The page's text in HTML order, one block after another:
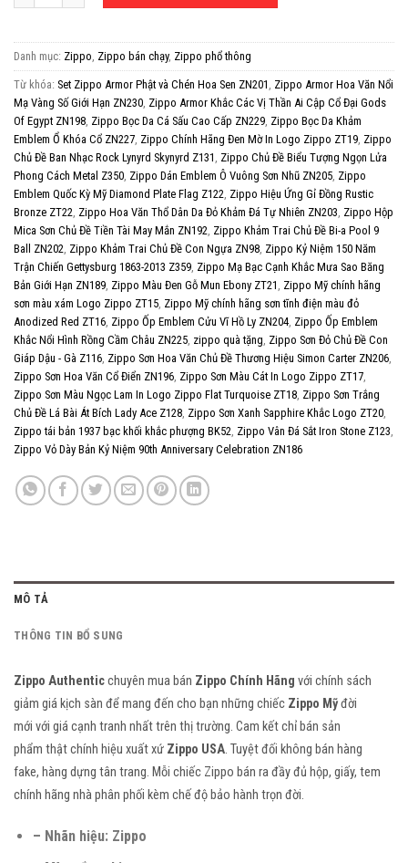
Danh mục: Zippo, Zippo bán chạy, Zippo phổ thông
Từ khóa: Set Zippo Armor Phật và Chén Hoa Sen ZN201 , Zippo Armor Hoa Văn Nổi
Mạ Vàng Số Giới Hạn ZN230, Zippo Armor Khắc Các Vị Thần Ai Cập Cổ Đại Gods
Of Egypt ZN198, Zippo Bọc Da Cá Sấu Cao Cấp ZN229, Zippo Bọc Da Khảm
Emblem Ổ Khóa Cổ ZN227, Zippo Chính Hãng Đen Mờ In Logo Zippo ZT19, Zippo
Chủ Đề Ban Nhạc Rock Lynyrd Skynyrd Z131 , Zippo Chủ Đề Biểu Tượng Ngọn Lửa
Phong Cách Metal Z350, Zippo Dán Emblem Ô Vuông Sơn Nhũ ZN205, Zippo
Emblem Quốc Kỳ Mỹ Diamond Plate Flag Z122, Zippo Hiệu Ứng Gỉ Đồng Rustic
Bronze ZT22, Zippo Hoa Văn Thổ Dân Da Đỏ Khảm Đá Tự Nhiên ZN203, Zippo Hộp
Mica Sơn Chủ Đề Tiền Tài May Mắn ZN192, Zippo Khảm Trai Chủ Đề Bi-a Pool 9
Ball ZN202, Zippo Khảm Trai Chủ Đề Con Ngựa ZN98, Zippo Kỷ Niệm 150 Năm
Trận Chiến Gettysburg 1863-2013 Z359, Zippo Mạ Bạc Cạnh Khắc Mưa Sao Băng
Bản Giới Hạn ZN189, Zippo Màu Đen Gỗ Mun Ebony ZT21 , Zippo Mỹ chính hãng
sơn màu xám Logo Zippo ZT15, Zippo Mỹ chính hãng sơn tĩnh điện màu đỏ
Anodized Red ZT16, Zippo Ốp Emblem Cửu Vĩ Hồ Ly ZN204, Zippo Ốp Emblem
Khắc Nổi Hình Rồng Cầm Châu ZN225, zippo quà tặng, Zippo Sơn Đỏ Chủ Đề Con
Giáp Dậu - Gà Z116, Zippo Sơn Hoa Văn Chủ Đề Thương Hiệu Simon Carter ZN206,
Zippo Sơn Hoa Văn Cổ Điển ZN196, Zippo Sơn Màu Cát In Logo Zippo ZT17,
Zippo Sơn Màu Ngọc Lam In Logo Zippo Flat Turquoise ZT18, Zippo Sơn Trắng
Chủ Đề Lá Bài Át Bích Lady Ace Z128, Zippo Sơn Xanh Sapphire Khắc Logo ZT20,
Zippo tái bản 1937 bạc khối khắc phượng BK52, Zippo Vân Đá Sắt Iron Stone Z123,
Zippo Vỏ Dày Bản Kỷ Niệm 90th Anniversary Celebration ZN186
MÔ TẢ
THÔNG TIN BỔ SUNG
Zippo Authenticchuyên mua bán Zippo Chính Hãng với chính sách
giảm giá kịch sàn để mang đến cho bạn những chiếc Zippo Mỹđời
mới với giá cạnh tranh nhất trên thị trường. Cam kếtchỉ bán sản
phẩm thật chính hiệu xuất xứ Zippo USA. Tuyệt đối không bán hàng
fake, hàng dựng tân trang. Mỗi chiếc Zippo bán ra đầy đủ hộp, giấy, tem
chính hãng nhà phân phối kèm chế độ bảo hành trọn đời.
– Nhãn hiệu: Zippo